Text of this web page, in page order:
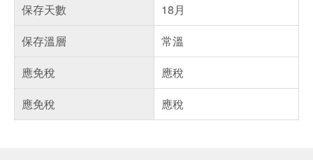
保存天數
18月
保存溫層
常溫
應免稅
應稅
應免稅
應稅